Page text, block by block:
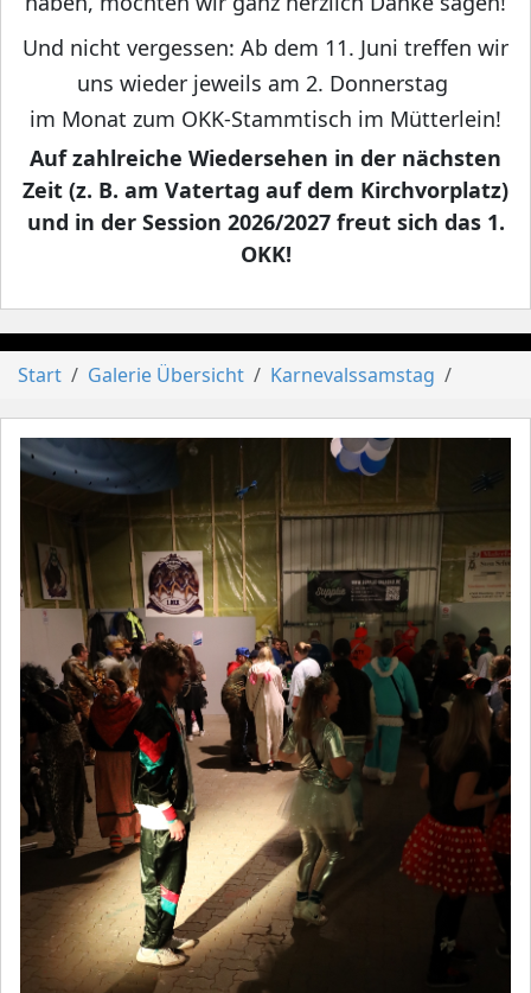
Und nicht vergessen: Ab dem 11. Juni treffen wir
uns wieder jeweils am 2. Donnerstag
im Monat zum OKK-Stammtisch im Mütterlein!
Auf zahlreiche Wiedersehen in der nächsten
Zeit (z. B. am Vatertag auf dem Kirchvorplatz)
und in der Session 2026/2027 freut sich das 1.
OKK!
Start Galerie Übersicht Karnevalssamstag